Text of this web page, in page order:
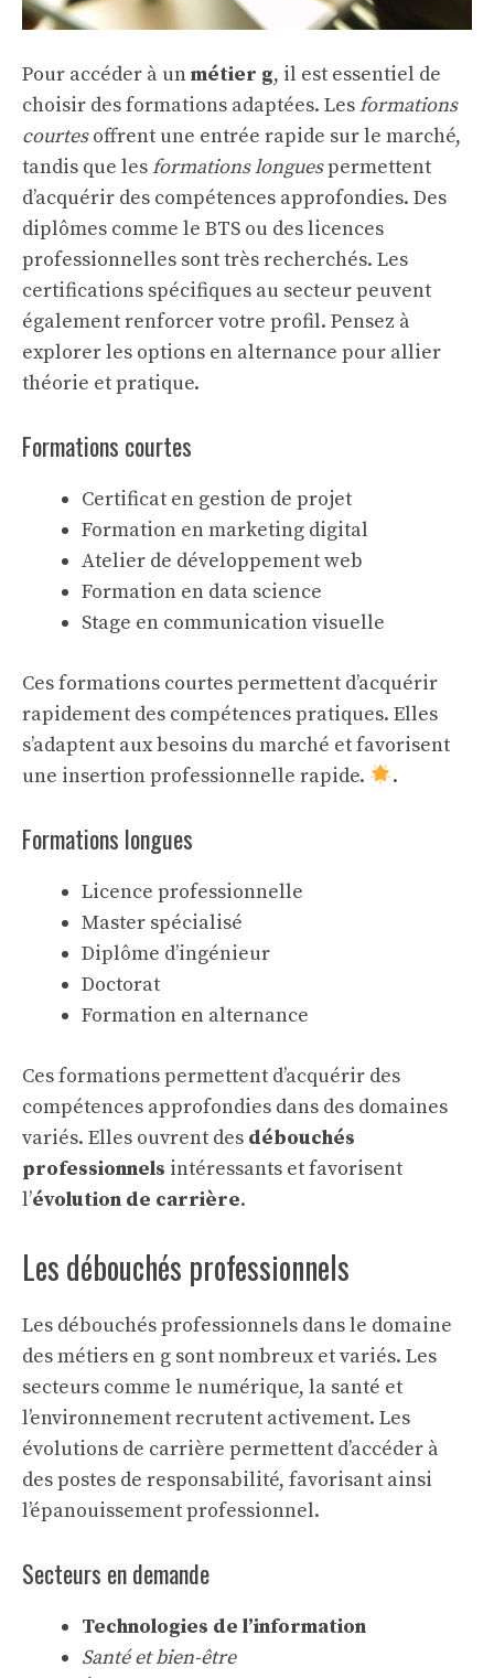
Pour accéder à unmétier g, il est essentiel de
choisir des formations adaptées. Lesformations
courtesoffrent une entrée rapide sur le marché,
tandis que lesformations longuespermettent
d’acquérir des compétences approfondies. Des
diplômes comme le BTS ou des licences
professionnelles sont très recherchés. Les
certifications spécifiques au secteur peuvent
également renforcer votre profil. Pensez à
explorer les options en alternance pour allier
théorie et pratique.
Formations courtes
Certificat en gestion de projet
Formation en marketing digital
Atelier de développement web
Formation en data science
Stage en communication visuelle
Ces formations courtes permettent d’acquérir
rapidement des compétences pratiques. Elles
s’adaptent aux besoins du marché et favorisent
une insertion professionnelle rapide.
.
Formations longues
Licence professionnelle
Master spécialisé
Diplôme d’ingénieur
Doctorat
Formation en alternance
Ces formations permettent d’acquérir des
compétences approfondies dans des domaines
variés. Elles ouvrent des débouchés
professionnels intéressants et favorisent
l’évolution de carrière.
Les débouchés professionnels
Les débouchés professionnels dans le domaine
des métiers en g sont nombreux et variés. Les
secteurs comme le numérique, la santé et
l’environnement recrutent activement. Les
évolutions de carrière permettent d’accéder à
des postes de responsabilité, favorisant ainsi
l’épanouissement professionnel.
Secteurs en demande
Technologies de l’information
Santé et bien-être